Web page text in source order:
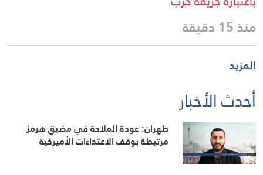
منذ 15 دقيقة
المزيد
أحدث الأخبار
طهران: عودة الملاحة في مضيق هرمز
مرتبطة بوقف الاعتداءات الأميركية